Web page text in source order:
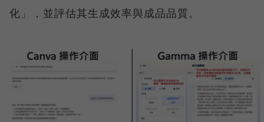
化」，並評估其生成效率與成品品質。